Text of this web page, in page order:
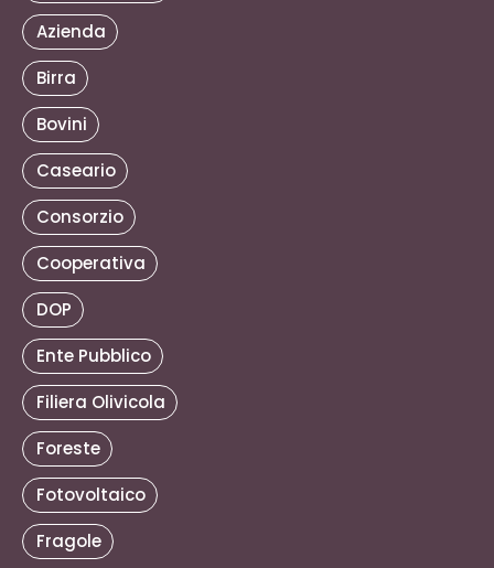
Azienda
Birra
Bovini
Caseario
Consorzio
Cooperativa
DOP
Ente Pubblico
Filiera Olivicola
Foreste
Fotovoltaico
Fragole